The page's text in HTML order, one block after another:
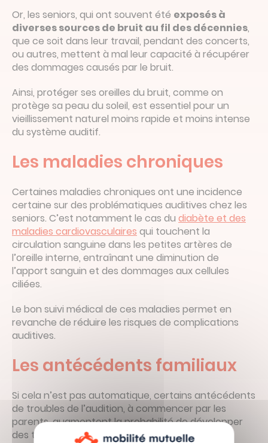
Or, les seniors, qui ont souvent été exposés à
diverses sources de bruit au fil des décennies,
que ce soit dans leur travail, pendant des concerts,
ou autres, mettent à mal leur capacité à récupérer
des dommages causés par le bruit.
Ainsi, protéger ses oreilles du bruit, comme on
protège sa peau du soleil, est essentiel pour un
vieillissement naturel moins rapide et moins intense
du système auditif.
Les maladies chroniques
Certaines maladies chroniques ont une incidence
certaine sur des problématiques auditives chez les
seniors. C’est notamment le cas du diabète et des
maladies cardiovasculaires qui touchent la
circulation sanguine dans les petites artères de
l’oreille interne, entraînant une diminution de
l’apport sanguin et des dommages aux cellules
ciliées.
Le bon suivi médical de ces maladies permet en
revanche de réduire les risques de complications
auditives.
Les antécédents familiaux
Si cela n’est pas automatique, certains antécédents
de troubles de l’audition, à commencer par les
parents, augmentent la probabilité de développer
des troubles auditifs similaires.